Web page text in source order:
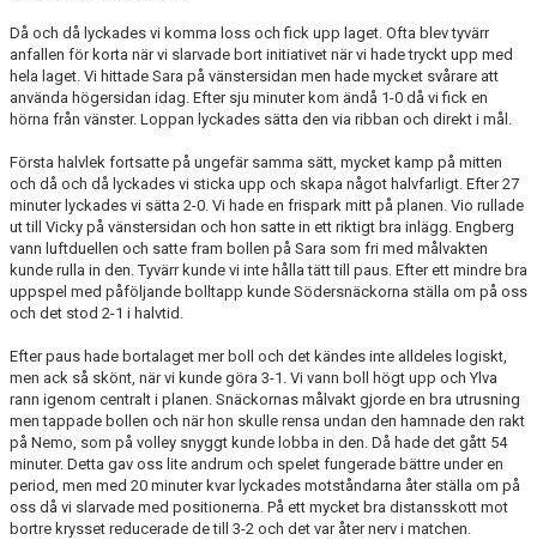
Då och då lyckades vi komma loss och fick upp laget. Ofta blev tyvärr
anfallen för korta när vi slarvade bort initiativet när vi hade tryckt upp med
hela laget. Vi hittade Sara på vänstersidan men hade mycket svårare att
använda högersidan idag. Efter sju minuter kom ändå 1-0 då vi fick en
hörna från vänster. Loppan lyckades sätta den via ribban och direkt i mål.
Första halvlek fortsatte på ungefär samma sätt, mycket kamp på mitten
och då och då lyckades vi sticka upp och skapa något halvfarligt. Efter 27
minuter lyckades vi sätta 2-0. Vi hade en frispark mitt på planen. Vio rullade
ut till Vicky på vänstersidan och hon satte in ett riktigt bra inlägg. Engberg
vann luftduellen och satte fram bollen på Sara som fri med målvakten
kunde rulla in den. Tyvärr kunde vi inte hålla tätt till paus. Efter ett mindre bra
uppspel med påföljande bolltapp kunde Södersnäckorna ställa om på oss
och det stod 2-1 i halvtid.
Efter paus hade bortalaget mer boll och det kändes inte alldeles logiskt,
men ack så skönt, när vi kunde göra 3-1. Vi vann boll högt upp och Ylva
rann igenom centralt i planen. Snäckornas målvakt gjorde en bra utrusning
men tappade bollen och när hon skulle rensa undan den hamnade den rakt
på Nemo, som på volley snyggt kunde lobba in den. Då hade det gått 54
minuter. Detta gav oss lite andrum och spelet fungerade bättre under en
period, men med 20 minuter kvar lyckades motståndarna åter ställa om på
oss då vi slarvade med positionerna. På ett mycket bra distansskott mot
bortre krysset reducerade de till 3-2 och det var åter nerv i matchen.